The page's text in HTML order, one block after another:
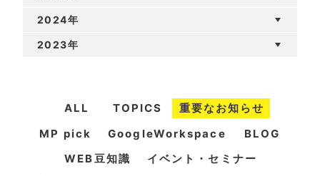
2024年
2023年
ALL TOPICS
重要なお知らせ
MP pick
GoogleWorkspace
BLOG
WEB豆知識
イベント・セミナー